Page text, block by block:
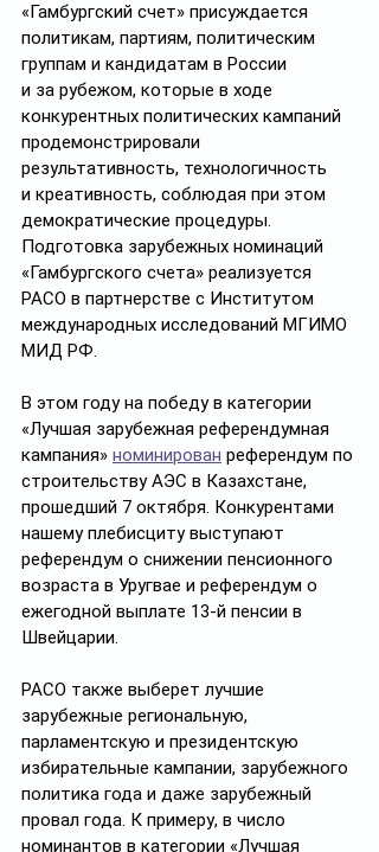
«Гамбургский счет» присуждается
политикам, партиям, политическим
группам и кандидатам в России
и за рубежом, которые в ходе
конкурентных политических кампаний
продемонстрировали
результативность, технологичность
и креативность, соблюдая при этом
демократические процедуры.
Подготовка зарубежных номинаций
«Гамбургского счета» реализуется
РАСО в партнерстве с Институтом
международных исследований МГИМО
МИД РФ.
В этом году на победу в категории
«Лучшая зарубежная референдумная
кампания» номинирован референдум по
строительству АЭС в Казахстане,
прошедший 7 октября. Конкурентами
нашему плебисциту выступают
референдум о снижении пенсионного
возраста в Уругвае и референдум о
ежегодной выплате 13-й пенсии в
Швейцарии.
РАСО также выберет лучшие
зарубежные региональную,
парламентскую и президентскую
избирательные кампании, зарубежного
политика года и даже зарубежный
провал года. К примеру, в число
номинантов в категории «Лучшая